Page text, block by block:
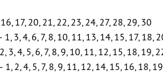
17, 20, 21, 22, 23, 24, 27, 28, 29, 30
3, 4, 6, 7, 8, 10, 11, 13, 14, 15, 17, 18,
3, 4, 5, 6, 7, 8, 9, 10, 11, 12, 15, 18, 19,
2, 4, 5, 7, 8, 9, 11, 12, 14, 15, 16, 18,